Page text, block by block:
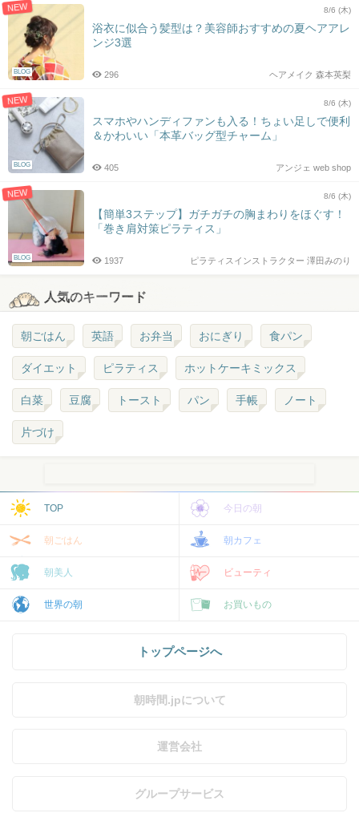
NEW
BLOG
8/6 (木)
浴衣に似合う髪型は？美容師おすすめの夏ヘアアレ
ンジ3選
ヘアメイク 森本英梨
296
NEW
BLOG
8/6 (木)
スマホやハンディファンも入る！ちょい足しで便利
＆かわいい「本革バッグ型チャーム」
アンジェ web shop
405
NEW
BLOG
8/6 (木)
【簡単3ステップ】ガチガチの胸まわりをほぐす！
「巻き肩対策ピラティス」
ピラティスインストラクター 澤田みのり
1937
人気のキーワード
朝ごはん 英語 お弁当 おにぎり 食パン
ダイエット ピラティス ホットケーキミックス
白菜 豆腐 トースト パン 手帳 ノート
片づけ
TOP 今日の朝
朝ごはん 朝カフェ
朝美人 ビューティ
世界の朝 お買いもの
トップページへ
朝時間.jpについて
運営会社
グループサービス